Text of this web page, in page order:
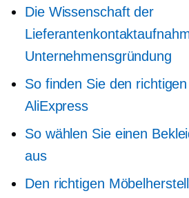
Die Wissenschaft der
Unternehmensgründung
So finden Sie den
AliExpress
So wählen Sie einen
aus
Den richtigen